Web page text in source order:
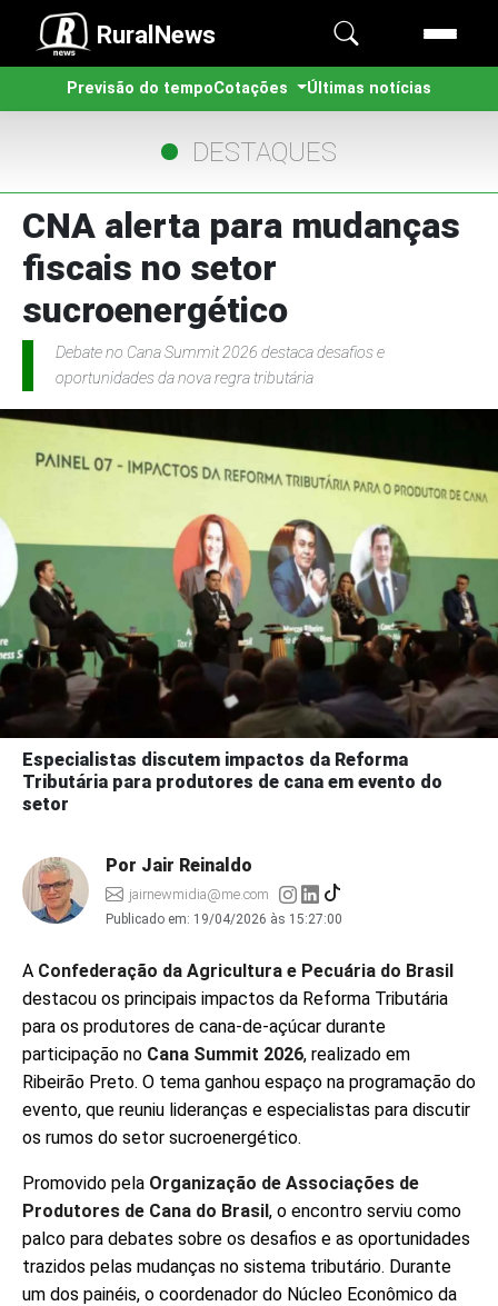
RuralNews
Previsão do tempoCotações Últimas notícias
DESTAQUES
CNA alerta para mudanças
fiscais no setor
sucroenergético
Debate no Cana Summit 2026 destaca desafios e
oportunidades da nova regra tributária
Especialistas discutem impactos da Reforma
Tributária para produtores de cana em evento do
setor
Por Jair Reinaldo
jairnewmidia@me.com
Publicado em: 19/04/2026 às 15:27:00
A Confederação da Agricultura e Pecuária do Brasil
destacou os principais impactos da Reforma Tributária
para os produtores de cana-de-açúcar durante
participação no Cana Summit 2026, realizado em
Ribeirão Preto. O tema ganhou espaço na programação do
evento, que reuniu lideranças e especialistas para discutir
os rumos do setor sucroenergético.
Promovido pela Organização de Associações de
Produtores de Cana do Brasil, o encontro serviu como
palco para debates sobre os desafios e as oportunidades
trazidos pelas mudanças no sistema tributário. Durante
um dos painéis, o coordenador do Núcleo Econômico da